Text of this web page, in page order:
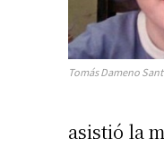
Tomás Dameno
asistió la